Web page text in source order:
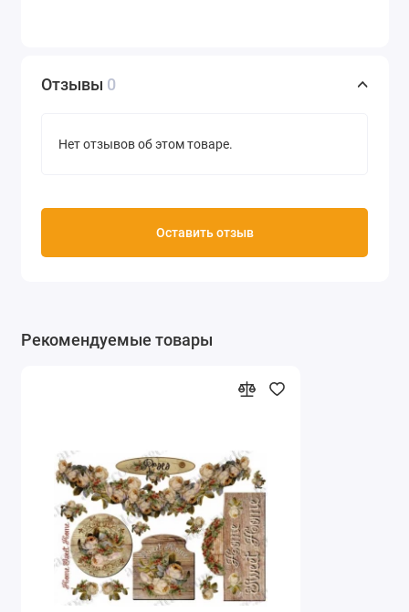
Отзывы 0
Нет отзывов об этом товаре.
Оставить отзыв
Рекомендуемые товары